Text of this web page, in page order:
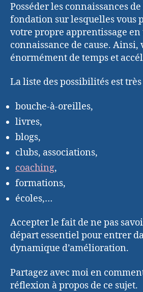
Posséder les connaissances de
fondation sur lesquelles vous
votre propre apprentissage en
connaissance de cause. Ainsi,
énormément de temps et
La liste des possibilités est
bouche-à-oreilles,
livres,
blogs,
clubs, associations,
coaching,
formations,
écoles,…
Accepter le fait de ne pas
départ essentiel pour entrer
dynamique d’amélioration.
Partagez avec moi en
réflexion à propos de ce sujet.